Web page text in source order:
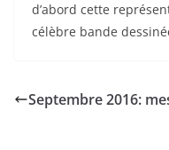
d’abord cette
célèbre bande
Septembre 2016: